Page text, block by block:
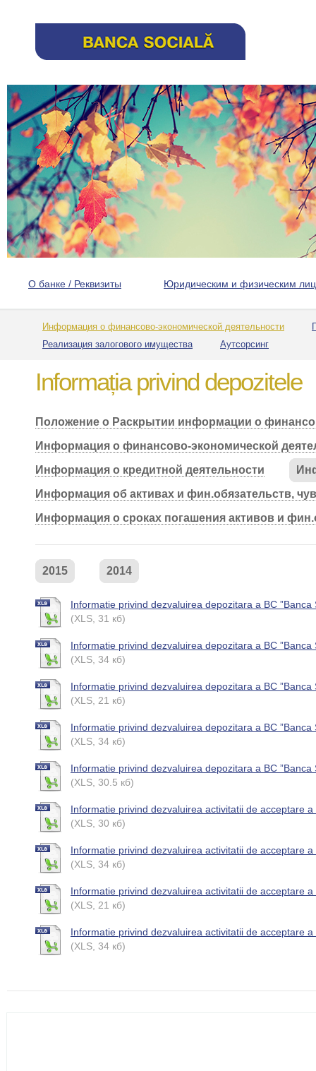
О банке / Реквизиты Юридическим и физическим
Информация о финансово-экономической деятельности
Реализация залогового имущества
Аутсорсинг
Informația privind depozitele
Положение о Раскрытии информации о
Информация о финансово-экономической
Информация о кредитной деятельности
Информация об активах и фин.обязательств,
Информация о сроках погашения активов и
2015 2014
Informatie privind dezvaluirea depozitara a BC
(XLS, 31 кб)
Informatie privind dezvaluirea depozitara a BC
(XLS, 34 кб)
Informatie privind dezvaluirea depozitara a BC
(XLS, 21 кб)
Informatie privind dezvaluirea depozitara a BC
(XLS, 34 кб)
Informatie privind dezvaluirea depozitara a BC
(XLS, 30.5 кб)
Informatie privind dezvaluirea activitatii de acceptare
(XLS, 30 кб)
Informatie privind dezvaluirea activitatii de acceptare
(XLS, 34 кб)
Informatie privind dezvaluirea activitatii de acceptare
(XLS, 21 кб)
Informatie privind dezvaluirea activitatii de acceptare
(XLS, 34 кб)